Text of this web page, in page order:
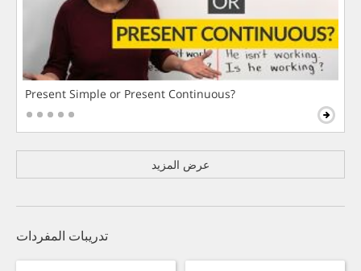
Present Simple or Present Continuous?
عرض المزيد
تدريبات المفردات